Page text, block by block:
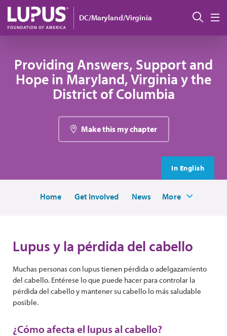
Pasar al contenido principal
DC/Maryland/Virginia
Providing Answers, Support and
Hope in Maryland, Virginia y the
District of Columbia
Make this my chapter
In English
Home Get Involved News More
Lupus y la pérdida del cabello
Muchas personas con lupus tienen pérdida o adelgazamiento
del cabello. Entérese lo que puede hacer para controlar la
pérdida del cabello y mantener su cabello lo más saludable
posible.
¿Cómo afecta el lupus al cabello?